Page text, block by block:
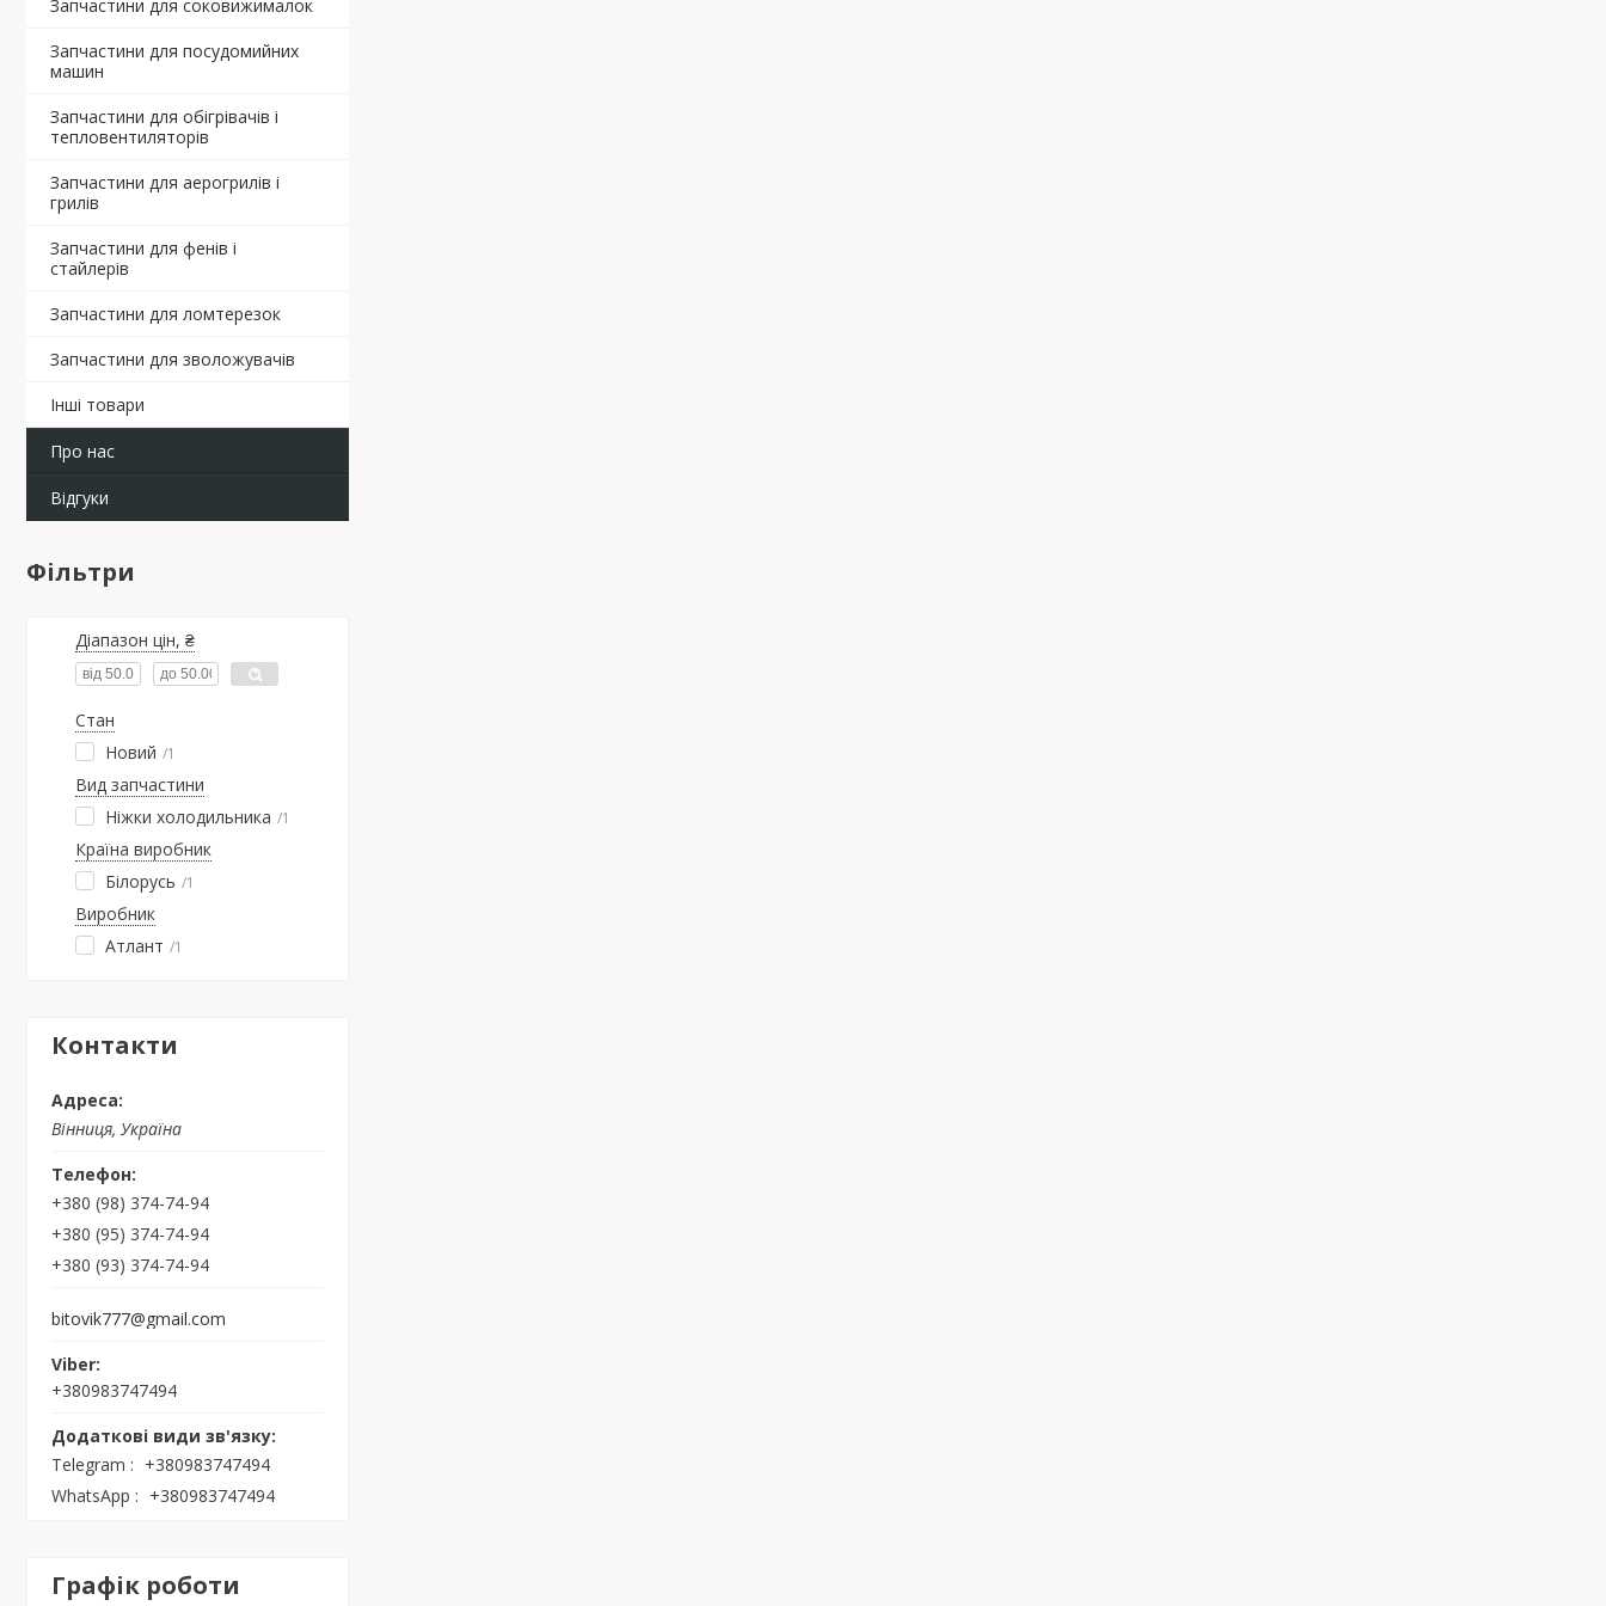
Запчастини для соковижималок
Запчастини для посудомийних
машин
Запчастини для обігрівачів і
тепловентиляторів
Запчастини для аерогрилів і
грилів
Запчастини для фенів і
стайлерів
Запчастини для ломтерезок
Запчастини для зволожувачів
Інші товари
Про нас
Відгуки
Фільтри
Діапазон цін, ₴
Стан
Новий
1
Вид запчастини
Ніжки холодильника
1
Країна виробник
Білорусь
1
Виробник
Атлант
1
Контакти
Вінниця, Україна
+380 (98) 374-74-94
+380 (95) 374-74-94
+380 (93) 374-74-94
bitovik777@gmail.com
+380983747494
Telegram
+380983747494
WhatsApp
+380983747494
Графік роботи